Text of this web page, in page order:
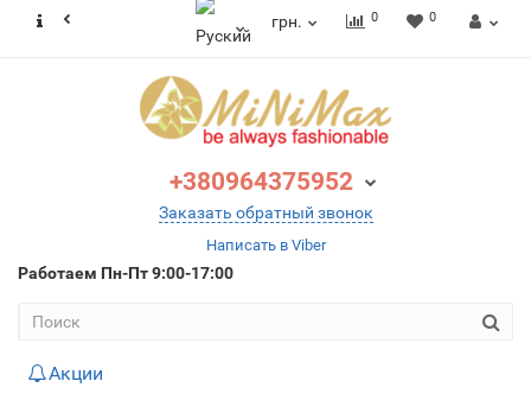
грн. 0 0
+380964375952
Заказать обратный звонок
Написать в Viber
Работаем Пн-Пт 9:00-17:00
Акции